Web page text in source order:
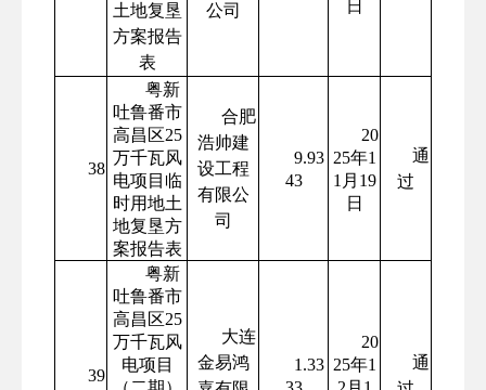
土地复垦
方案报告
表
公司
日
38
粤新
吐鲁番市
高昌区25
万千瓦风
电项目临
时用地土
地复垦方
案报告表
合肥
浩帅建
设工程
有限公
司
9.93
43
20
25年1
1月19
日
通
过
39
粤新
吐鲁番市
高昌区25
万千瓦风
电项目
大连
金易鸿
1.33
20
25年1
通